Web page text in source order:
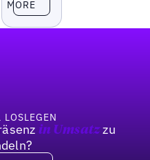
MORE
in Umsatzzu